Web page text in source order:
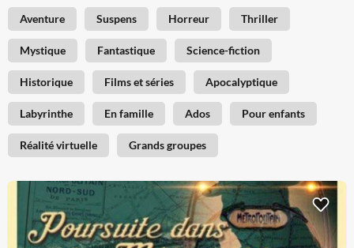
Aventure Suspens Horreur Thriller
Mystique Fantastique Science-fiction
Historique Films et séries Apocalyptique
Labyrinthe En famille Ados Pour enfants
Réalité virtuelle Grands groupes